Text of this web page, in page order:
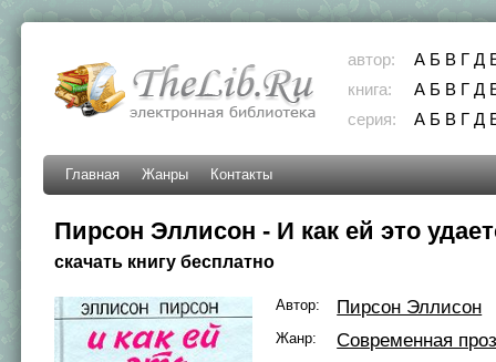
автор: А Б В Г Д
книга:
А Б В Г Д
серия:
А Б В Г Д
Главная Жанры Контакты
Пирсон Эллисон - И как ей это
скачать книгу бесплатно
Автор: Пирсон Эллисон
Жанр:
Современная